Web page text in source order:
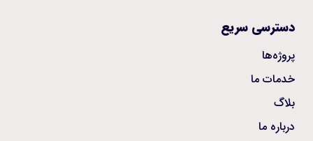
دسترسی سریع
پروژه‌ها
خدمات ما
بلاگ
درباره ما